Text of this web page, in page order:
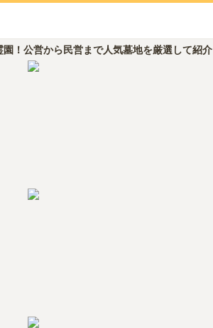
！公営から民営まで人気墓地を厳選して紹介